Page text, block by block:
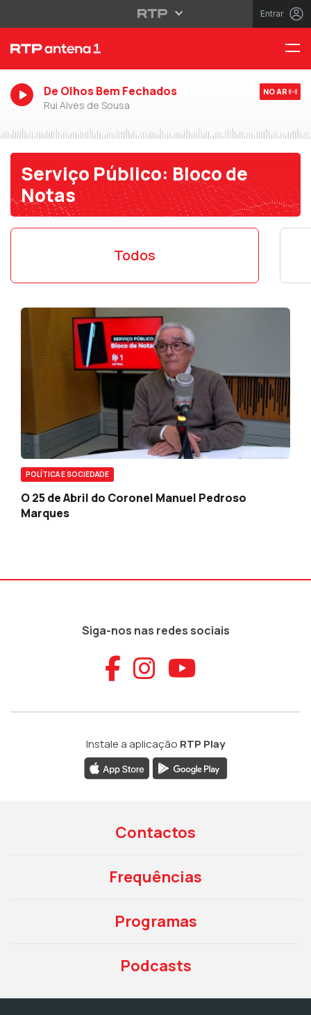
Entrar
De Olhos Bem Fechados
Rui Alves de Sousa
NO AR
Serviço Público: Bloco de
Notas
Todos
POLÍTICA E SOCIEDADE
O 25 de Abril do Coronel Manuel Pedroso
Marques
Siga-nos nas redes sociais
Aceder ao
Aceder ao
Aceder
Instale a aplicação RTP Play
Contactos
Frequências
Programas
Podcasts